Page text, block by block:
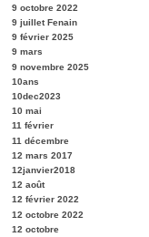
9 octobre 2022
9 juillet Fenain
9 février 2025
9 mars
9 novembre 2025
10ans
10dec2023
10 mai
11 février
11 décembre
12 mars 2017
12janvier2018
12 août
12 février 2022
12 octobre 2022
12 octobre